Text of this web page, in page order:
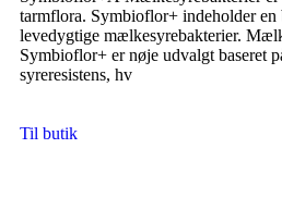
tarmflora. Symbioflor+ indeholder
levedygtige mælkesyrebakterier.
Symbioflor+ er nøje udvalgt baseret
syreresistens, hv
Til butik